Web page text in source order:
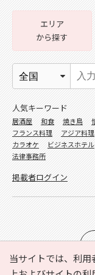
当サイトでは、利
エリア
から探す
人気キーワード
居酒屋 和食 焼き鳥
フランス料理
アジア料理
カラオケ
ビジネスホテル
法律事務所
掲載者ログイン